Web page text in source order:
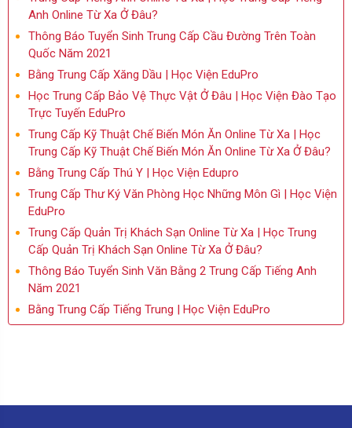
Anh Online Từ Xa Ở Đâu?
Thông Báo Tuyển Sinh Trung Cấp Cầu Đường Trên Toàn
Quốc Năm 2021
Bằng Trung Cấp Xăng Dầu | Học Viện EduPro
Học Trung Cấp Bảo Vệ Thực Vật Ở Đâu | Học Viện Đào Tạo
Trực Tuyến EduPro
Trung Cấp Kỹ Thuật Chế Biến Món Ăn Online Từ Xa | Học
Trung Cấp Kỹ Thuật Chế Biến Món Ăn Online Từ Xa Ở Đâu?
Bằng Trung Cấp Thú Y | Học Viện Edupro
Trung Cấp Thư Ký Văn Phòng Học Những Môn Gì | Học Viện
EduPro
Trung Cấp Quản Trị Khách Sạn Online Từ Xa | Học Trung
Cấp Quản Trị Khách Sạn Online Từ Xa Ở Đâu?
Thông Báo Tuyển Sinh Văn Bằng 2 Trung Cấp Tiếng Anh
Năm 2021
Bằng Trung Cấp Tiếng Trung | Học Viện EduPro